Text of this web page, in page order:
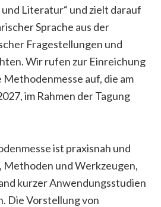
Literatur“ und zielt darauf
Sprache aus der
Fragestellungen und
Wir rufen zur Einreichung
auf, die am
im Rahmen der Tagung
ist praxisnah und
Methoden und Werkzeugen,
kurzer Anwendungsstudien
Die Vorstellung von